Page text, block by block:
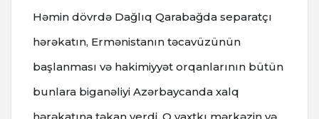
Həmin dövrdə Dağlıq Qarabağda separatçı
hərəkatın, Ermənistanın təcavüzünün
başlanması və hakimiyyət orqanlarının bütün
bunlara biganəliyi Azərbaycanda xalq